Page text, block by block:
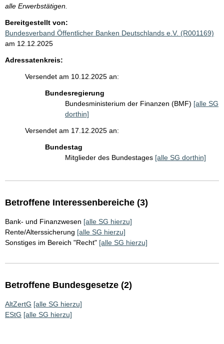
alle Erwerbstätigen.
Bereitgestellt von:
Bundesverband Öffentlicher Banken Deutschlands e.V. (R001169)
am 12.12.2025
Adressatenkreis:
Versendet am 10.12.2025 an:
Bundesregierung
Bundesministerium der Finanzen (BMF) [alle SG
dorthin]
Versendet am 17.12.2025 an:
Bundestag
Mitglieder des Bundestages [alle SG dorthin]
Betroffene Interessenbereiche (3)
Bank- und Finanzwesen [alle SG hierzu]
Rente/Alterssicherung [alle SG hierzu]
Sonstiges im Bereich "Recht" [alle SG hierzu]
Betroffene Bundesgesetze (2)
AltZertG [alle SG hierzu]
EStG [alle SG hierzu]